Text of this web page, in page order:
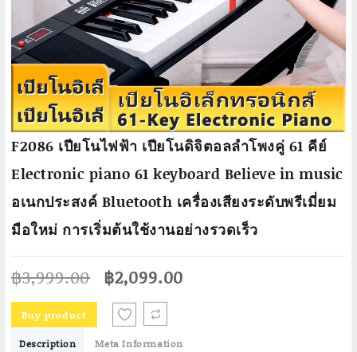
F2086 เปียโนไฟฟ้า เปียโนดิจิตอลลําโพงคู่ 61 คีย์
Electronic piano 61 keyboard Believe in music
อเนกประสงค์ Bluetooth เครื่องเสียงระดับพรีเมี่ยม
มือใหม่ การเริ่มต้นใช้งานอย่างรวดเร็ว
฿3,999.00 Original
price
was:
฿3,999.00.
฿2,099.00
Buy product
Description Meta Information